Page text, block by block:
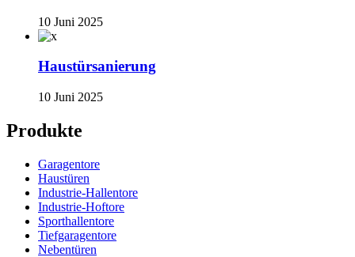
10 Juni 2025
Haustürsanierung
10 Juni 2025
Produkte
Garagentore
Haustüren
Industrie-Hallentore
Industrie-Hoftore
Sporthallentore
Tiefgaragentore
Nebentüren